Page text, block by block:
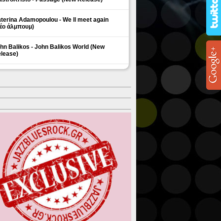
Adamopoulou - We ll meet again
άλμπουμ)
Balikos - John Balikos World (New